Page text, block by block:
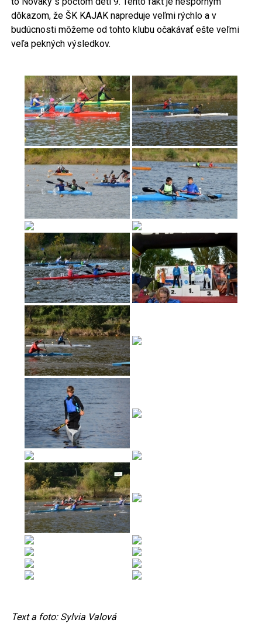
dôkazom, že ŠK KAJAK napreduje veľmi rýchlo a v
budúcnosti môžeme od tohto klubu očakávať ešte veľmi
veľa pekných výsledkov.
Text a foto: Sylvia Valová